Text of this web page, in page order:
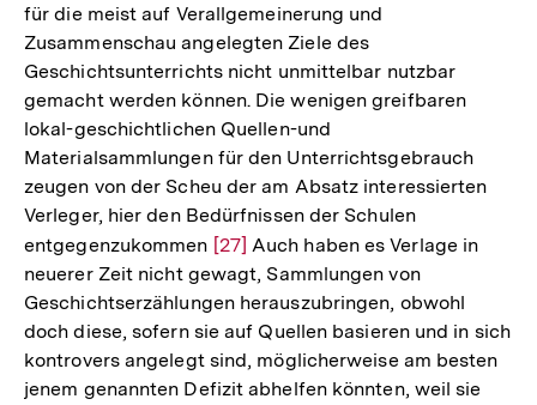
der
Fußnote
für die meist auf Verallgemeinerung und
Zusammenschau angelegten Ziele des
Geschichtsunterrichts nicht unmittelbar nutzbar
gemacht werden können. Die wenigen greifbaren
lokal-geschichtlichen Quellen-und
Materialsammlungen für den Unterrichtsgebrauch
zeugen von der Scheu der am Absatz interessierten
Verleger, hier den Bedürfnissen der Schulen
entgegenzukommen Zur
Auflösung
der
Fußnote
[27] Auch haben es Verlage in
neuerer Zeit nicht gewagt, Sammlungen von
Geschichtserzählungen herauszubringen, obwohl
doch diese, sofern sie auf Quellen basieren und in sich
kontrovers angelegt sind, möglicherweise am besten
jenem genannten Defizit abhelfen könnten, weil sie